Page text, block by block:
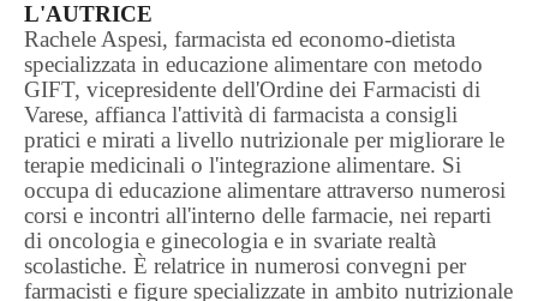
L'AUTRICE
Rachele Aspesi, farmacista ed economo-dietista
specializzata in educazione alimentare con metodo
GIFT, vicepresidente dell'Ordine dei Farmacisti di
Varese, affianca l'attività di farmacista a consigli
pratici e mirati a livello nutrizionale per migliorare le
terapie medicinali o l'integrazione alimentare. Si
occupa di educazione alimentare attraverso numerosi
corsi e incontri all'interno delle farmacie, nei reparti
di oncologia e ginecologia e in svariate realtà
scolastiche. È relatrice in numerosi convegni per
farmacisti e figure specializzate in ambito nutrizionale